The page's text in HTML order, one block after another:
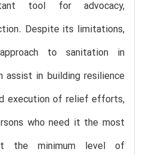
tool for advocacy,
Despite its limitations,
to sanitation in
assist in building resilience
execution of relief efforts,
who need it the most
the minimum level of